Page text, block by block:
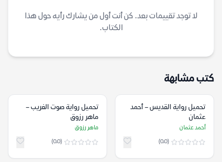
لا توجد تقييمات بعد. كن أنت أول من يشارك رأيه حول هذا
الكتاب.
كتب مشابهة
تحميل رواية القديس – أحمد
عثمان
أحمد عثمان
(0.0)
تحميل رواية صوت الغريب –
ماهر رزوق
ماهر رزوق
(0.0)